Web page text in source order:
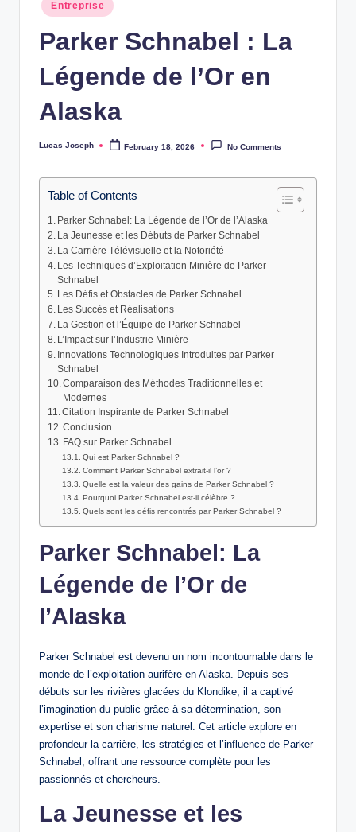
in
Entreprise
Parker Schnabel : La
Légende de l’Or en
Alaska
Posted
Lucas Joseph February 18, 2026 No Comments
Table of Contents
Parker Schnabel: La Légende de l’Or de l’Alaska
La Jeunesse et les Débuts de Parker Schnabel
La Carrière Télévisuelle et la Notoriété
Les Techniques d’Exploitation Minière de Parker
Schnabel
Les Défis et Obstacles de Parker Schnabel
Les Succès et Réalisations
La Gestion et l’Équipe de Parker Schnabel
L’Impact sur l’Industrie Minière
Innovations Technologiques Introduites par Parker
Schnabel
Comparaison des Méthodes Traditionnelles et
Modernes
Citation Inspirante de Parker Schnabel
Conclusion
FAQ sur Parker Schnabel
Qui est Parker Schnabel ?
Comment Parker Schnabel extrait-il l’or ?
Quelle est la valeur des gains de Parker Schnabel ?
Pourquoi Parker Schnabel est-il célèbre ?
Quels sont les défis rencontrés par Parker Schnabel ?
Parker Schnabel: La
Légende de l’Or de
l’Alaska
Parker Schnabel est devenu un nom incontournable dans le
monde de l’exploitation aurifère en Alaska. Depuis ses
débuts sur les rivières glacées du Klondike, il a captivé
l’imagination du public grâce à sa détermination, son
expertise et son charisme naturel. Cet article explore en
profondeur la carrière, les stratégies et l’influence de Parker
Schnabel, offrant une ressource complète pour les
passionnés et chercheurs.
La Jeunesse et les